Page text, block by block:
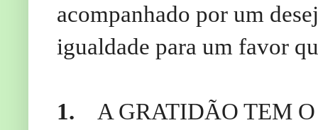
acompanhado por um
igualdade para um favor
1.
A GRATIDÃO TEM